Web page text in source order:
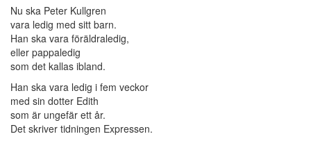
Nu ska Peter Kullgren
vara ledig med sitt barn.
Han ska vara föräldraledig,
eller pappaledig
som det kallas ibland.
Han ska vara ledig i fem veckor
med sin dotter Edith
som är ungefär ett år.
Det skriver tidningen Expressen.